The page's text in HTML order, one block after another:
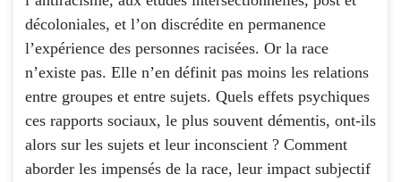
décoloniales, et l’on discrédite en permanence
l’expérience des personnes racisées. Or la race
n’existe pas. Elle n’en définit pas moins les relations
entre groupes et entre sujets. Quels effets psychiques
ces rapports sociaux, le plus souvent démentis, ont-ils
alors sur les sujets et leur inconscient ? Comment
aborder les impensés de la race, leur impact subjectif